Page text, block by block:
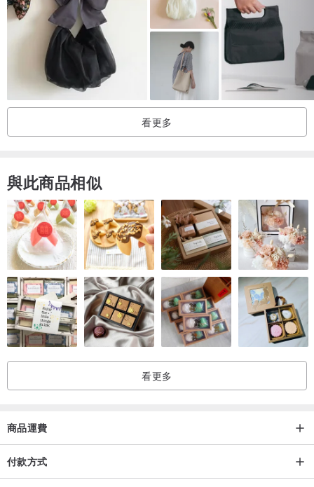
材質：牛皮（基底），織帶
尺寸：長 110 cm
材質：銅
尺寸：長 105 cm
尺寸：以五個尺寸為主（購買產品時請你備註需要尺寸）
S 77 cm
M 87 cm
L 97 cm
XL 107 cm
備註：
提醒你，由於我們品牌的產品都由自然資料製造，而且我們把握產品
的品質， 因此每個包包都有一輩子的保障！
我們品牌以客人為主，因此如果你喜歡的包包已售完了，不猶豫直接
與我們聯繫，我們會照你品味與想要幫你挑顏色 / 帶子等等。
請你注意實在的與照片上的產品可能會有稍微的色差。
Made With Love of Siberian Heart
看更多
與此商品相似
看更多
商品運費
付款方式